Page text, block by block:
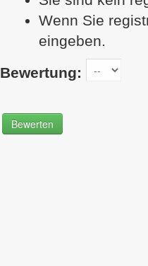
Wenn Sie
eingeben.
Bewertung: